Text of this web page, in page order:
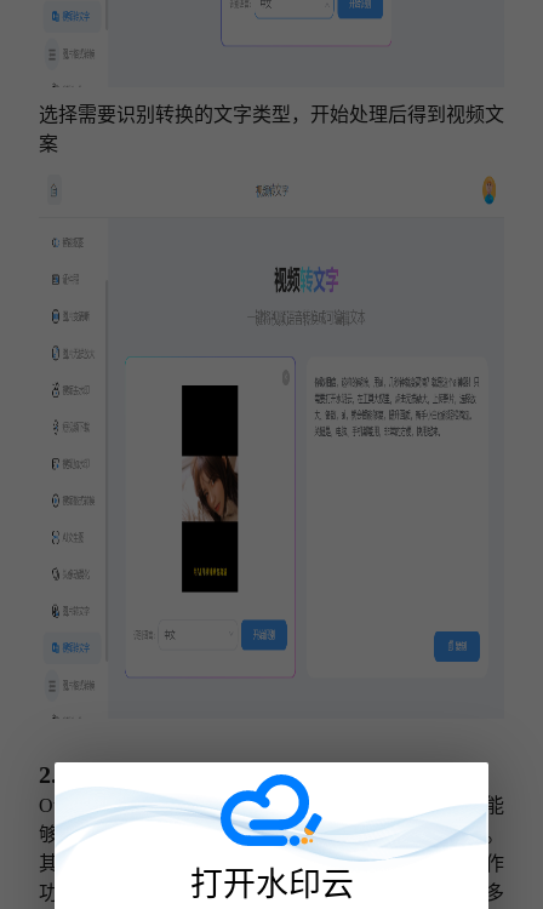
选择需要识别转换的文字类型，开始处理后得到视频文
案
2.Otter.ai
Otter.ai 是一个广受好评的在线语音转文字服务，它能
够实时记录和转录会议、讲座或任何其他类型的对话。
其亮点在于高准确性的语音识别技术和强大的实时协作
功能。此外，它还支持多种语言，非常适合需要进行多
打开水印云